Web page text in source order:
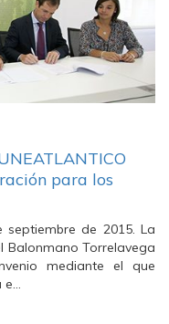
para los
septiembre de 2015. La
Balonmano Torrelavega
mediante el que
e…